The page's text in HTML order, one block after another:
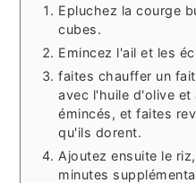
Epluchez la courge
cubes.
Emincez l'ail et les
faites chauffer un
avec l'huile d'olive
émincés, et faites
qu'ils dorent.
Ajoutez ensuite le
minutes